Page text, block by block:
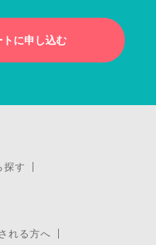
に申し込む
探す
れる方へ